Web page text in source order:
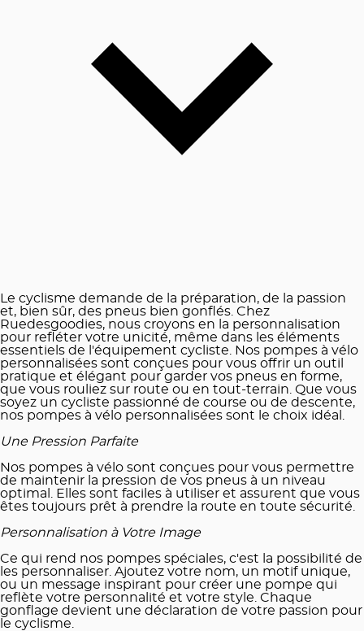
Le cyclisme demande de la préparation, de la passion
et, bien sûr, des pneus bien gonflés. Chez
Ruedesgoodies, nous croyons en la personnalisation
pour refléter votre unicité, même dans les éléments
essentiels de l'équipement cycliste. Nos pompes à vélo
personnalisées sont conçues pour vous offrir un outil
pratique et élégant pour garder vos pneus en forme,
que vous rouliez sur route ou en tout-terrain. Que vous
soyez un cycliste passionné de course ou de descente,
nos pompes à vélo personnalisées sont le choix idéal.
Une Pression Parfaite
Nos pompes à vélo sont conçues pour vous permettre
de maintenir la pression de vos pneus à un niveau
optimal. Elles sont faciles à utiliser et assurent que vous
êtes toujours prêt à prendre la route en toute sécurité.
Personnalisation à Votre Image
Ce qui rend nos pompes spéciales, c'est la possibilité de
les personnaliser. Ajoutez votre nom, un motif unique,
ou un message inspirant pour créer une pompe qui
reflète votre personnalité et votre style. Chaque
gonflage devient une déclaration de votre passion pour
le cyclisme.